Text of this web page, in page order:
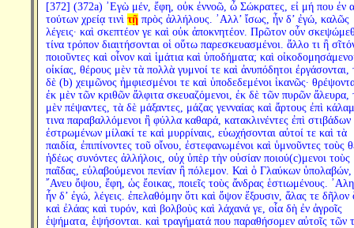
[372] (372a) ᾿Εγὼ μέν, ἔφη, οὐκ ἐννοῶ, ὦ Σώκρατες, εἰ μή που ἐν
τούτων χρείᾳ τινὶ τῇπρὸς ἀλλήλους. ᾿Αλλ’ ἴσως, ἦν δ’ ἐγώ, καλῶς
λέγεις· καὶ σκεπτέον γε καὶ οὐκ ἀποκνητέον. Πρῶτον οὖν
τίνα τρόπον διαιτήσονται οἱ οὕτω παρεσκευασμένοι. ἄλλο τι ἢ
ποιοῦντες καὶ οἶνον καὶ ἱμάτια καὶ ὑποδήματα; καὶ
οἰκίας, θέρους μὲν τὰ πολλὰ γυμνοί τε καὶ ἀνυπόδητοι ἐργάσονται,
δὲ (b) χειμῶνος ἠμφιεσμένοι τε καὶ ὑποδεδεμένοι ἱκανῶς·
ἐκ μὲν τῶν κριθῶν ἄλφιτα σκευαζόμενοι, ἐκ δὲ τῶν πυρῶν ἄλευρα,
μὲν πέψαντες, τὰ δὲ μάξαντες, μάζας γενναίας καὶ ἄρτους ἐπὶ
τινα παραβαλλόμενοι ἢ φύλλα καθαρά, κατακλινέντες ἐπὶ στιβάδων
ἐστρωμένων μίλακί τε καὶ μυρρίναις, εὐωχήσονται αὐτοί τε καὶ τὰ
παιδία, ἐπιπίνοντες τοῦ οἴνου, ἐστεφανωμένοι καὶ ὑμνοῦντες τοὺς
ἡδέως συνόντες ἀλλήλοις, οὐχ ὑπὲρ τὴν οὐσίαν ποιού(c)μενοι τοὺς
παῖδας, εὐλαβούμενοι πενίαν ἢ πόλεμον. Καὶ ὁ Γλαύκων ὑπολαβών,
῎Ανευ ὄψου, ἔφη, ὡς ἔοικας, ποιεῖς τοὺς ἄνδρας ἑστιωμένους.
ἦν δ’ ἐγώ, λέγεις. ἐπελαθόμην ὅτι καὶ ὄψον ἕξουσιν, ἅλας τε δῆλον
καὶ ἐλάας καὶ τυρόν, καὶ βολβοὺς καὶ λάχανά γε, οἷα δὴ ἐν ἀγροῖς
ἑψήματα, ἑψήσονται. καὶ τραγήματά που παραθήσομεν αὐτοῖς τῶν